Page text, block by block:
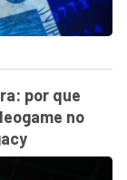
por que
no